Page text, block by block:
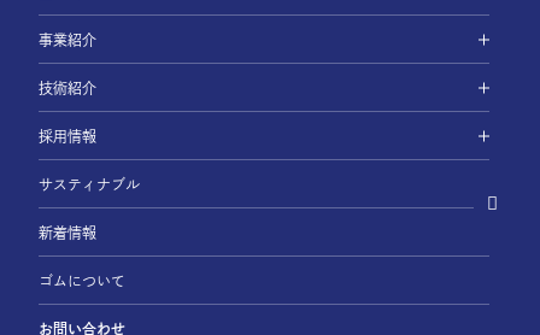
事業紹介
技術紹介
採用情報
サスティナブル
新着情報
ゴムについて
お問い合わせ